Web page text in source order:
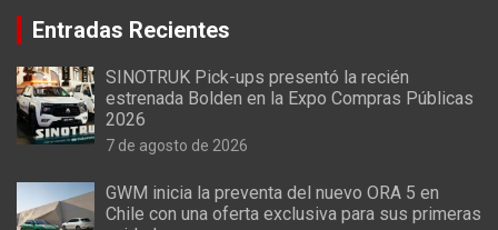
Entradas Recientes
SINOTRUK Pick-ups presentó la recién
estrenada Bolden en la Expo Compras Públicas
2026
7 de agosto de 2026
GWM inicia la preventa del nuevo ORA 5 en
Chile con una oferta exclusiva para sus primeras